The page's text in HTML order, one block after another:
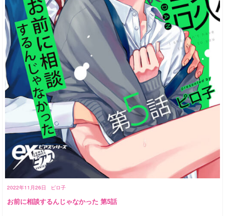
2022年11月26日 ピロ子
お前に相談するんじゃなかった 第5話